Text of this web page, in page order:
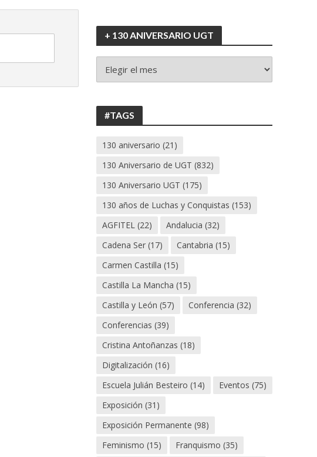
+ 130 ANIVERSARIO UGT
130
#TAGS
130 aniversario (21)
130 Aniversario de UGT (832)
130 Aniversario UGT (175)
130 años de Luchas y Conquistas (153)
AGFITEL (22) Andalucia (32)
Cadena Ser (17) Cantabria (15)
Carmen Castilla (15)
Castilla La Mancha (15)
Castilla y León (57) Conferencia (32)
Conferencias (39)
Cristina Antoñanzas (18)
Digitalización (16)
Escuela Julián Besteiro (14) Eventos (75)
Exposición (31)
Exposición Permanente (98)
Feminismo (15) Franquismo (35)